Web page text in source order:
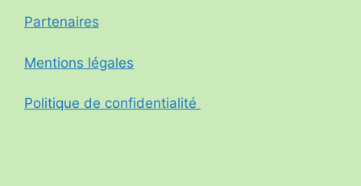
Partenaires
Mentions légales
Politique de confidentialité